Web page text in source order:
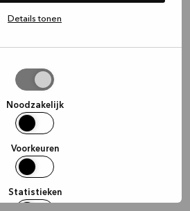
Details tonen
Noodzakelijk
Voorkeuren
Statistieken